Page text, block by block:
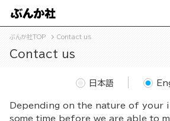
ぶんか社TOP Contact us
Contact us
Depending on the nature of your
some time before we are able to
日本語